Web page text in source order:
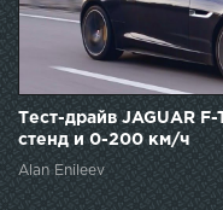
Тест-драйв JAGUAR
стенд и 0-200 км/ч
Alan Enileev